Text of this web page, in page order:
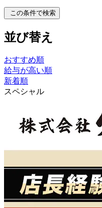
この条件で検索
並び替え
おすすめ順
給与が高い順
新着順
スペシャル